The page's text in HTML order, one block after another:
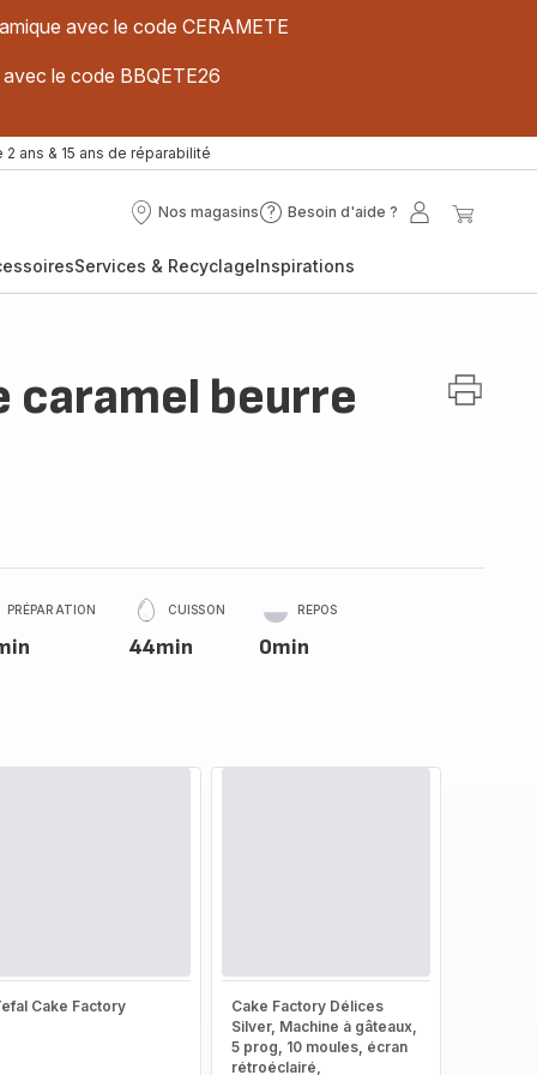
avec le code CERAMETE
le code BBQETE26
2 ans & 15 ans de réparabilité
Nos magasins
Nos
Besoin d'aide ?
Besoin
?
Mon
Services & RecyclageInspirations
caramel beurre
PRÉPARATION CUISSON
44min
REPOS
0min
Cake Factory
Cake Factory Délices
Silver, Machine à gâteaux,
5 prog, 10 moules, écran
rétroéclairé,